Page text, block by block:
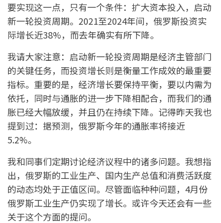
要实现这一点，只有一个条件：扩大资本投入，启动
新一轮投资周期。2021至2024年间，俄罗斯投资实
际增长近38%，而去年确实有所下降。
我请大家注意：启动新一轮投资周期是经济主管部门
的关键任务，而投资增长则是衡量工作成效的最重要
指标。重要的是，经济增长要保持平衡，要以内需为
依托，同时与通胀的进一步下降相配合，而我们的通
胀已经大幅放缓，并且仍在持续下降。记得昨天我也
提到过：据预测，俄罗斯今年的通胀率将接近
5.2%。
我和同事们定期讨论经济议程中的诸多问题。我想指
出，俄罗斯的工业生产、国内生产总值和消费活跃度
的动态均处于正值区间。尽管面临种种问题，4月份
俄罗斯工业生产仍实现了增长。或许今天还会有一些
关于这个方面的提问。